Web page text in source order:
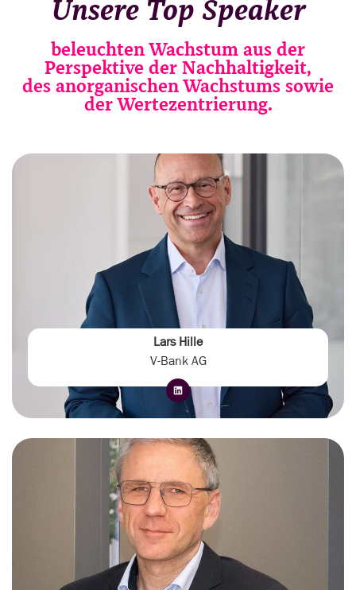
Unsere Top Speaker
beleuchten Wachstum aus der
Perspektive der Nachhaltigkeit,
des anorganischen Wachstums sowie
der Wertezentrierung.
Lars Hille
V-Bank AG